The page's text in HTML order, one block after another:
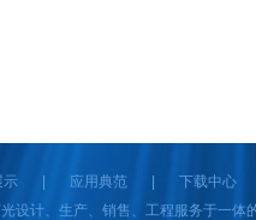
示 应用典范
下载中心
设计、生产、销售、工程服务于一